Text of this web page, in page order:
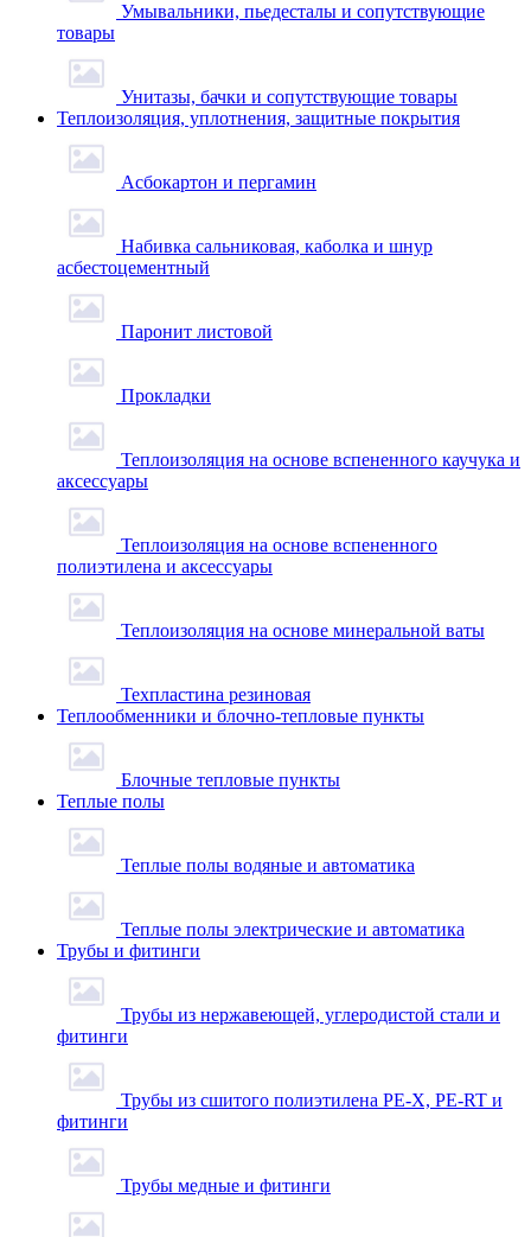
Умывальники, пьедесталы и сопутствующие
товары
Унитазы, бачки и сопутствующие товары
Теплоизоляция, уплотнения, защитные покрытия
Асбокартон и пергамин
Набивка сальниковая, каболка и шнур
асбестоцементный
Паронит листовой
Прокладки
Теплоизоляция на основе вспененного каучука и
аксессуары
Теплоизоляция на основе вспененного
полиэтилена и аксессуары
Теплоизоляция на основе минеральной ваты
Техпластина резиновая
Теплообменники и блочно-тепловые пункты
Блочные тепловые пункты
Теплые полы
Теплые полы водяные и автоматика
Теплые полы электрические и автоматика
Трубы и фитинги
Трубы из нержавеющей, углеродистой стали и
фитинги
Трубы из сшитого полиэтилена PE-X, PE-RT и
фитинги
Трубы медные и фитинги